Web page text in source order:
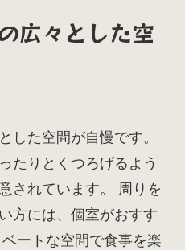
広々とした空
した空間が自慢です。
たりとくつろげるよう
されています。 周りを
方には、個室がおすす
ートな空間で食事を楽